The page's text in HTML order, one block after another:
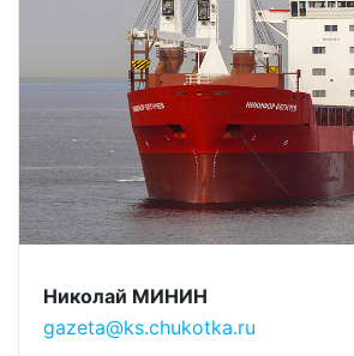
Николай МИНИН
gazeta@ks.chukotka.ru